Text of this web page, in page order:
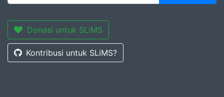
Donasi untuk SLiMS
Kontribusi untuk SLiMS?